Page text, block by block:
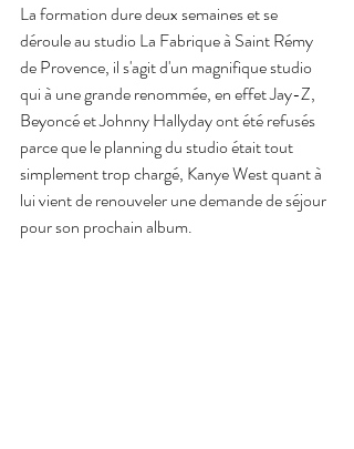
La formation dure deux semaines et se
déroule au studio La Fabrique à Saint Rémy
de Provence, il s'agit d'un magnifique studio
qui à une grande renommée, en effet Jay-Z,
Beyoncé et Johnny Hallyday ont été refusés
parce que le planning du studio était tout
simplement trop chargé, Kanye West quant à
lui vient de renouveler une demande de séjour
pour son prochain album.